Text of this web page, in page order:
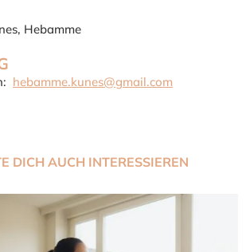
Hebamme
hebamme.kunes@gmail.com
DICH AUCH INTERESSIEREN